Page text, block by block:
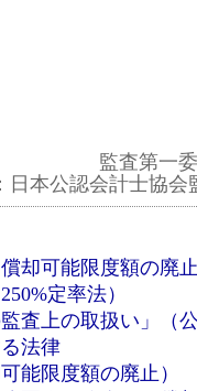
監査第一
日本公認会計士協会
却可能限度額の廃
定率法）
査上の取扱い」（
法律
能限度額の廃止）